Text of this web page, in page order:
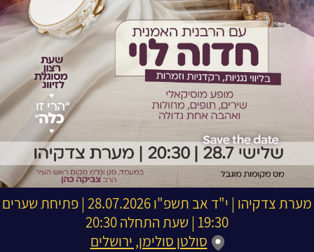
מערת צדקיהו | י"ד אב תשפ"ו
28.07.2026 | פתיחת שערים
19:30 | שעת התחלה 20:30
סולטן סולימן, ירושלים